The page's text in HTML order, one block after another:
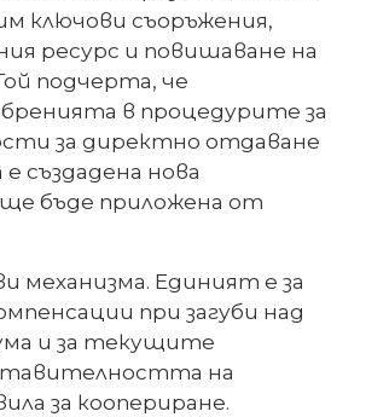
ключови съоръжения,
ресурс и повишаване на
подчерта, че
в процедурите за
за директно отдаване
създадена нова
бъде приложена от
механизма. Единият е за
при загуби над
и за текущите
на
за коопериране.